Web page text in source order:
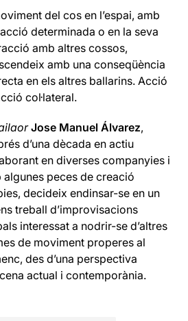
del cos en l’espai, amb
determinada o en la seva
amb altres cossos,
amb una conseqüència
en els altres ballarins. Acció
col·lateral.
Jose Manuel Álvarez,
d’una dècada en actiu
en diverses companyies i
algunes peces de creació
decideix endinsar-se en un
treball d’improvisacions
interessat a nodrir-se d’altres
de moviment properes al
des d’una perspectiva
actual i contemporània.